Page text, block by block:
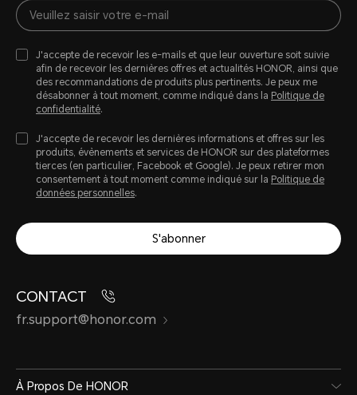
J'accepte de recevoir les e-mails et que leur ouverture soit suivie
afin de recevoir les dernières offres et actualités HONOR, ainsi que
des recommandations de produits plus pertinents. Je peux me
désabonner à tout moment, comme indiqué dans la Politique de
confidentialité.
J'accepte de recevoir les dernières informations et offres sur les
produits, évènements et services de HONOR sur des plateformes
tierces (en particulier, Facebook et Google). Je peux retirer mon
consentement à tout moment comme indiqué sur la Politique de
données personnelles.
S'abonner
CONTACT
fr.support@honor.com
À Propos De HONOR